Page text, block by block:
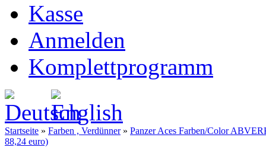
Kasse
Anmelden
Komplettprogramm
Startseite » Farben , Verdünner» Panzer Aces Farben/Color
88,24 euro)